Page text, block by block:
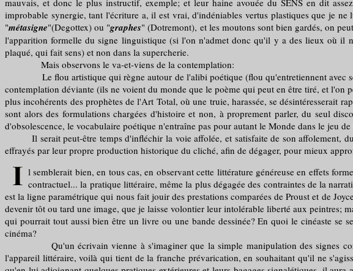
mauvais, et donc le plus instructif, exemple; et leur haine avouée du SENS en dit
improbable synergie, tant l'écriture a, il est vrai, d'indéniables vertus plastiques que je
"métasigne"(Degottex) ou "graphes" (Dotremont), et les moutons sont bien gardés, on
l'apparition formelle du signe linguistique (si l'on n'admet donc qu'il y a des lieux où il
plaqué, qui fait sens) et non dans la supercherie.
Mais observons le va-et-viens de la contemplation:
Le flou artistique qui règne autour de l'alibi poétique (flou qu'entretiennent avec
contemplation déviante (ils ne voient du monde que le poème qui peut en être tiré, et l'on
plus incohérents des prophètes de l'Art Total, où une truie, harassée, se désintéresserait
sont alors des formulations chargées d'histoire et non, à proprement parler, du seul
d'obsolescence, le vocabulaire poétique n'entraîne pas pour autant le Monde dans le jeu
Il serait peut-être temps d'infléchir la voie affolée, et satisfaite de son affolement, du
effrayés par leur propre production historique du cliché, afin de dégager, pour mieux
l semblerait bien, en tous cas, en observant cette littérature généreuse en effets
contractuel... la pratique littéraire, même la plus dégagée des contraintes de la
est la ligne paramétrique qui nous fait jouir des prestations comparées de Proust et de
devenir tôt ou tard une image, que je laisse volontier leur intolérable liberté aux
qui pourrait tout aussi bien être un livre ou une bande dessinée? En quoi le cinéaste
cinéma?
Qu'un écrivain vienne à s'imaginer que la simple manipulation des signes
l'appareil littéraire, voilà qui tient de la franche prévarication, en souhaitant qu'il ne